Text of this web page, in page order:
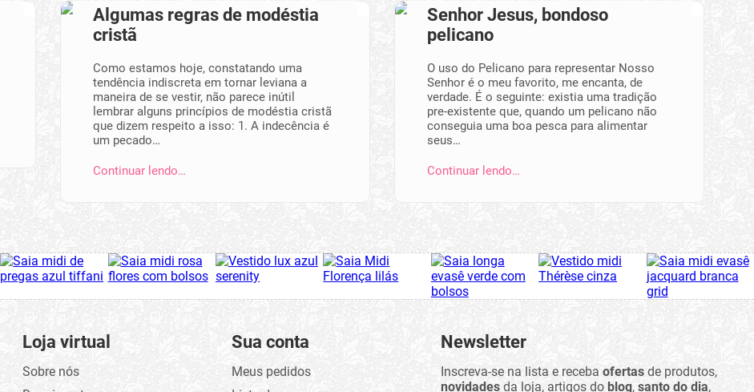
Algumas regras de modéstia
cristã
Como estamos hoje, constatando uma
tendência indiscreta em tornar leviana a
maneira de se vestir, não parece inútil
lembrar alguns princípios de modéstia cristã
que dizem respeito a isso: 1. A indecência é
um pecado…
Continuar lendo…
Senhor Jesus, bondoso
pelicano
O uso do Pelicano para representar Nosso
Senhor é o meu favorito, me encanta, de
verdade. É o seguinte: existia uma tradição
pre-existente que, quando um pelicano não
conseguia uma boa pesca para alimentar
seus…
Continuar lendo…
Loja virtual
Sobre nós
Sua conta
Meus pedidos
Newsletter
Inscreva-se na lista e receba ofertasde produtos,
novidadesda loja, artigos do blog, santo do dia,